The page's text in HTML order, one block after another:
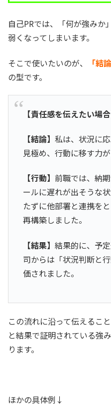
自己PRでは、「何が強みか
弱くなってしまいます。
そこで使いたいのが、 「結
の型です。
【責任感を伝えたい場合
【結論】 私は、状況に
見極め、行動に移す力が
【行動】 前職では、納
ールに遅れが出そうな
たずに他部署と連携を
再構築しました。
【結果】 結果的に、予
司からは「状況判断と
価されました。
この流れに沿って伝えるこ
と結果で証明されている強
ります。
ほかの具体例↓